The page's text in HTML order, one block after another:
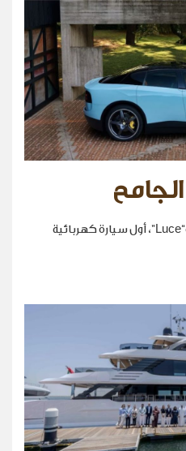
كشفت شركةFerrari عن سيارة“Luce”، أول سيارة كهربائية